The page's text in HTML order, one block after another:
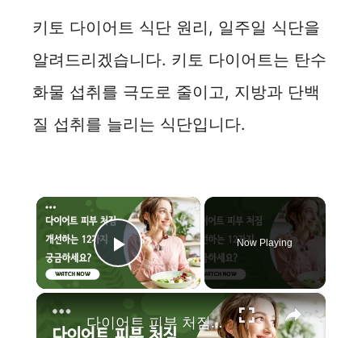
키토 다이어트 식단 원리, 일주일 식단을
알려드리겠습니다. 키토 다이어트는 탄수
화물 섭취를 극도로 줄이고, 지방과 단백
질 섭취를 늘리는 식단입니다.
×
Play Video
Now Playing
×
다이어트 피부 처짐 개선하는 12가지 궁금하세요?